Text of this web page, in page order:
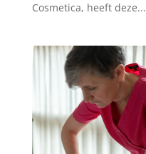
Cosmetica, heeft deze...